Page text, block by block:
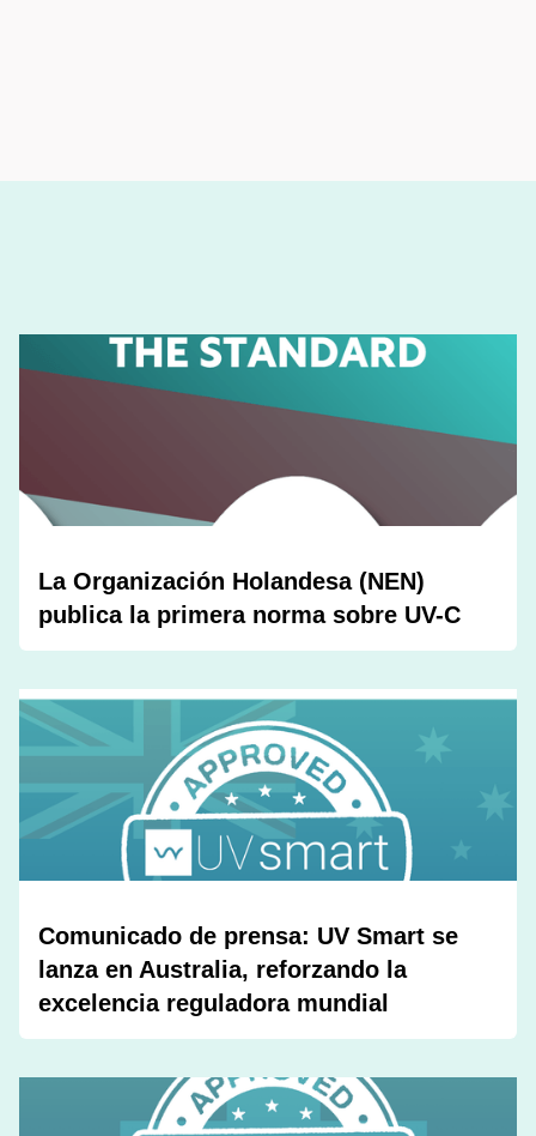
La Organización Holandesa (NEN)
publica la primera norma sobre UV-C
Comunicado de prensa: UV Smart se
lanza en Australia, reforzando la
excelencia reguladora mundial